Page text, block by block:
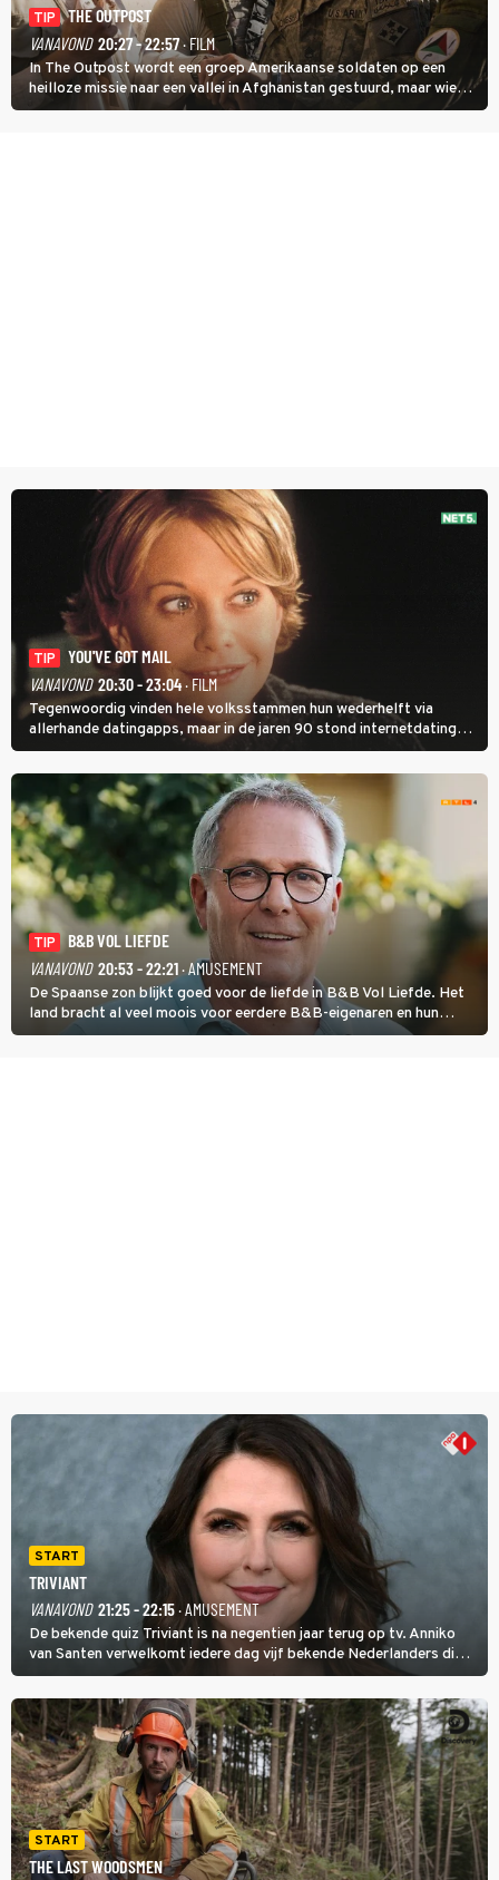
TIP
THE OUTPOST
VANAVOND 20:27 - 22:57· FILM
In The Outpost wordt een groep Amerikaanse soldaten op een
heilloze missie naar een vallei in Afghanistan gestuurd, maar wie
overleeft daar een aanval?
TIP
YOU'VE GOT MAIL
VANAVOND 20:30 - 23:04· FILM
Tegenwoordig vinden hele volksstammen hun wederhelft via
allerhande datingapps, maar in de jaren 90 stond internetdating
nog in de kinderschoenen. In de film You've Got Mail zie je dat
terug.
TIP
B&B VOL LIEFDE
VANAVOND 20:53 - 22:21· AMUSEMENT
De Spaanse zon blijkt goed voor de liefde in B&B Vol Liefde. Het
land bracht al veel moois voor eerdere B&B-eigenaren en hun
partners. Ook Paul runt zijn gastenverblijf in Spanje. De 62-jarige
START
TRIVIANT
VANAVOND 21:25 - 22:15· AMUSEMENT
De bekende quiz Triviant is na negentien jaar terug op tv. Anniko
van Santen verwelkomt iedere dag vijf bekende Nederlanders die
vragen beantwoorden in verschillende categorieën. De beste
speler gaat direct door naar de finaleweek.
START
THE LAST WOODSMEN